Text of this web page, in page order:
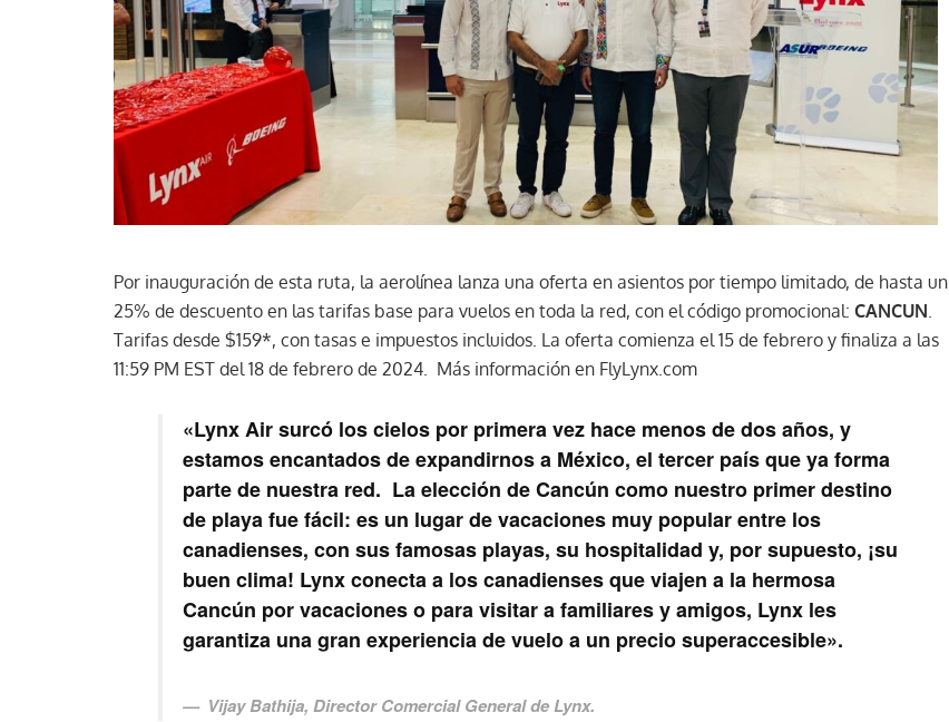
Por inauguración de esta ruta, la aerolínea lanza una oferta en asientos por tiempo limitado, de hasta un
25% de descuento en las tarifas base para vuelos en toda la red, con el código promocional: CANCUN.
Tarifas desde $159*, con tasas e impuestos incluidos. La oferta comienza el 15 de febrero y finaliza a las
11:59 PM EST del 18 de febrero de 2024. Más información en FlyLynx.com
«Lynx Air surcó los cielos por primera vez hace menos de dos años, y
estamos encantados de expandirnos a México, el tercer país que ya forma
parte de nuestra red. La elección de Cancún como nuestro primer destino
de playa fue fácil: es un lugar de vacaciones muy popular entre los
canadienses, con sus famosas playas, su hospitalidad y, por supuesto, ¡su
buen clima! Lynx conecta a los canadienses que viajen a la hermosa
Cancún por vacaciones o para visitar a familiares y amigos, Lynx les
garantiza una gran experiencia de vuelo a un precio superaccesible».
Vijay Bathija, Director Comercial General de Lynx.